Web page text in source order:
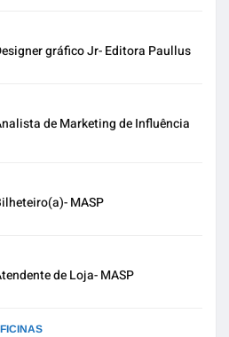
gráfico Jr- Editora Paullus
de Marketing de Influência
MASP
de Loja- MASP